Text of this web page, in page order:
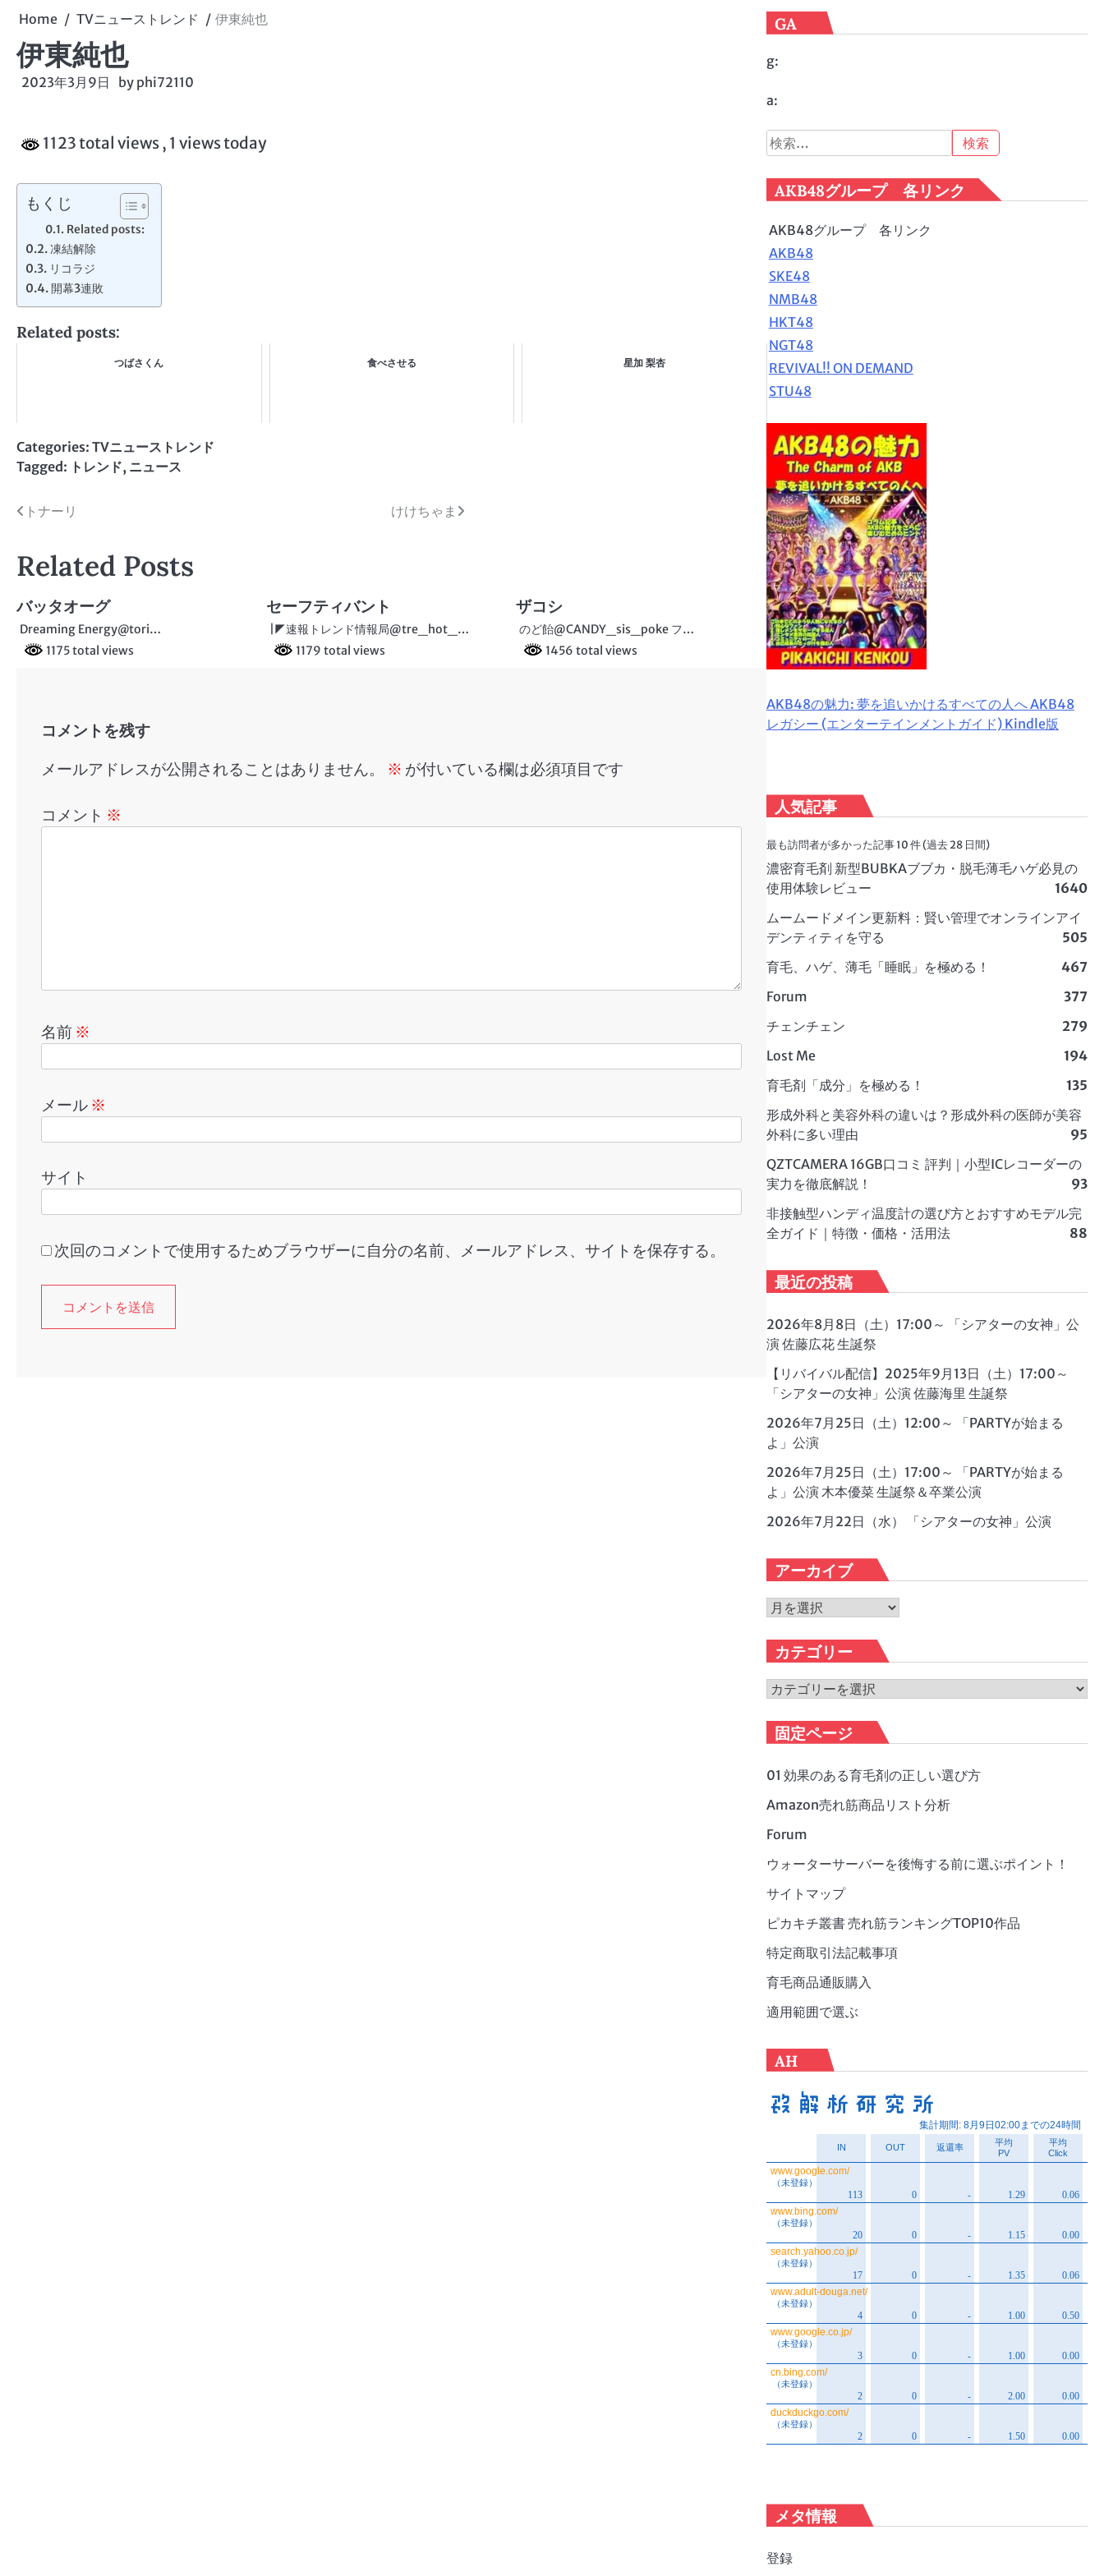
Home TVニューストレンド 伊東純也
伊東純也
2023年3月9日 by phi72110
1123 total views, 1 views today
もくじ
Related posts:
凍結解除
リコラジ
開幕3連敗
Related posts:
つばさくん 食べさせる 星加 梨杏
Categories: TVニューストレンド
Tagged: トレンド, ニュース
投
ナ
ビ
ゲ
ー
トナーリ けけちゃま
Related Posts
バッタオーグ
Dreaming Energy@tori…
1175 total views
セーフティバント
|◤速報トレンド情報局@tre_hot_…
1179 total views
ザコシ
のど飴@CANDY_sis_poke フ…
1456 total views
コメントを残す
メールアドレスが公開されることはありません。
※ が付いている欄は必須項目です
コメント ※
名前 ※
メール ※
サイト
次回のコメントで使用するためブラウザーに自分の名前、メールアドレス、サイトを保存する。
GA
g:
a:
検
索:
AKB48グループ 各リンク
AKB48グループ 各リンク
AKB48
SKE48
NMB48
HKT48
NGT48
REVIVAL!! ON DEMAND
STU48
AKB48の魅力: 夢を追いかけるすべての人へ AKB48
レガシー (エンターテインメントガイド) Kindle版
人気記事
最も訪問者が多かった記事 10 件 (過去 28 日間)
濃密育毛剤 新型BUBKAブブカ・脱毛薄毛ハゲ必見の
使用体験レビュー
1640
ムームードメイン更新料：賢い管理でオンラインアイ
デンティティを守る
505
育毛、ハゲ、薄毛「睡眠」を極める！
467
Forum
377
チェンチェン
279
Lost Me
194
育毛剤「成分」を極める！
135
形成外科と美容外科の違いは？形成外科の医師が美容
外科に多い理由
95
QZTCAMERA 16GB口コミ 評判｜小型ICレコーダーの
実力を徹底解説！
93
非接触型ハンディ温度計の選び方とおすすめモデル完
全ガイド｜特徴・価格・活用法
88
最近の投稿
2026年8月8日（土）17:00～ 「シアターの女神」公
演 佐藤広花 生誕祭
【リバイバル配信】2025年9月13日（土）17:00～
「シアターの女神」公演 佐藤海里 生誕祭
2026年7月25日（土）12:00～ 「PARTYが始まる
よ」公演
2026年7月25日（土）17:00～ 「PARTYが始まる
よ」公演 木本優菜 生誕祭＆卒業公演
2026年7月22日（水） 「シアターの女神」公演
アーカイブ
ア
カ
イ
ブ
カテゴリー
カ
ゴ
リ
ー
固定ページ
01 効果のある育毛剤の正しい選び方
Amazon売れ筋商品リスト分析
Forum
ウォーターサーバーを後悔する前に選ぶポイント！
サイトマップ
ピカキチ叢書 売れ筋ランキングTOP10作品
特定商取引法記載事項
育毛商品通販購入
適用範囲で選ぶ
AH
メタ情報
登録